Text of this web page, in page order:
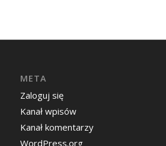
META
Zaloguj się
Kanał wpisów
Kanał komentarzy
WordPress.org